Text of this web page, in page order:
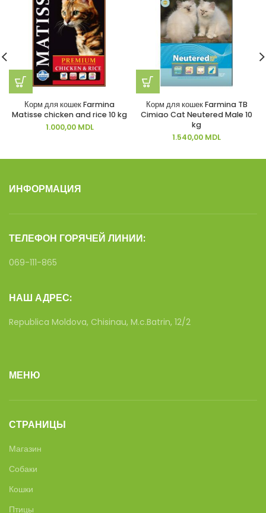
Корм для кошек Farmina
Matisse chicken and rice 10 kg
1.000,00 MDL
Корм для кошек Farmina TB
Cimiao Cat Neutered Male 10
kg
1.540,00 MDL
ИНФОРМАЦИЯ
ТЕЛЕФОН ГОРЯЧЕЙ ЛИНИИ:
069-111-865
НАШ АДРЕС:
Republica Moldova, Chisinau, M.c.Batrin, 12/2
МЕНЮ
СТРАНИЦЫ
Магазин
Собаки
Кошки
Птицы